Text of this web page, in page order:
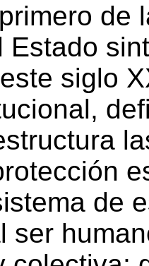
de
Estado
siglo
de
ser